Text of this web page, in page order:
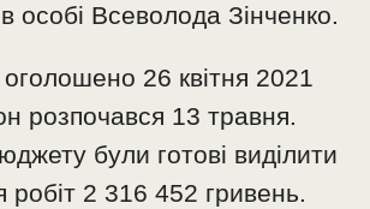
особі Всеволода Зінченко.
26 квітня 2021
розпочався 13 травня.
були готові виділити
робіт 2 316 452 гривень.